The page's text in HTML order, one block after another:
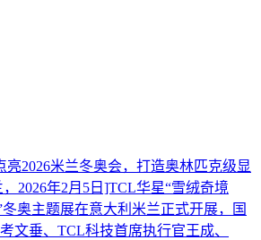
亮2026米兰冬奥会，打造奥林匹克级显
2026年2月5日]TCL华星“雪绒奇境
冬奥主题展在意大利米兰正式开展，国
文垂、TCL科技首席执行官王成、